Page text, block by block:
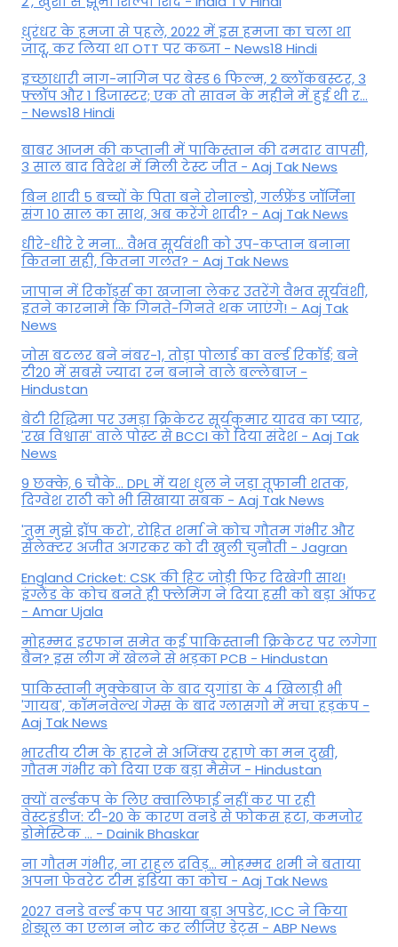
धुरंधर के हमजा से पहले, 2022 में इस हमजा का चला था
जादू, कर लिया था OTT पर कब्जा - News18 Hindi
इच्छाधारी नाग-नागिन पर बेस्ड 6 फिल्म, 2 ब्लॉकबस्टर, 3
फ्लॉप और 1 डिजास्टर; एक तो सावन के महीने में हुई थी र...
- News18 Hindi
बाबर आजम की कप्तानी में पाकिस्तान की दमदार वापसी,
3 साल बाद विदेश में मिली टेस्ट जीत - Aaj Tak News
बिन शादी 5 बच्चों के पिता बने रोनाल्डो, गर्लफ्रेंड जॉर्जिना
संग 10 साल का साथ, अब करेंगे शादी? - Aaj Tak News
धीरे-धीरे रे मना… वैभव सूर्यवंशी को उप-कप्तान बनाना
कितना सही, कितना गलत? - Aaj Tak News
जापान में रिकॉर्ड्स का खजाना लेकर उतरेंगे वैभव सूर्यवंशी,
इतने कारनामे कि गिनते-गिनते थक जाएंगे! - Aaj Tak
News
जोस बटलर बने नंबर-1, तोड़ा पोलार्ड का वर्ल्ड रिकॉर्ड; बने
टी20 में सबसे ज्यादा रन बनाने वाले बल्लेबाज -
Hindustan
बेटी र‍िद्ध‍िमा पर उमड़ा क्रिकेटर सूर्यकुमार यादव का प्यार,
'रख विश्वास' वाले पोस्ट से BCCI को दिया संदेश - Aaj Tak
News
9 छक्के, 6 चौके... DPL में यश धुल ने जड़ा तूफानी शतक,
द‍िग्वेश राठी को भी स‍िखाया सबक - Aaj Tak News
'तुम मुझे ड्रॉप करो', रोहित शर्मा ने कोच गौतम गंभीर और
सेलेक्टर अजीत अगरकर को दी खुली चुनौती - Jagran
England Cricket: CSK की हिट जोड़ी फिर दिखेगी साथ!
इंग्लैंड के कोच बनते ही फ्लेमिंग ने दिया हसी को बड़ा ऑफर
- Amar Ujala
मोहम्मद इरफान समेत कई पाकिस्तानी क्रिकेटर पर लगेगा
बैन? इस लीग में खेलने से भड़का PCB - Hindustan
पाकिस्तानी मुक्केबाज के बाद युगांडा के 4 खिलाड़ी भी
'गायब', कॉमनवेल्थ गेम्स के बाद ग्लासगो में मचा हड़कंप -
Aaj Tak News
भारतीय टीम के हारने से अजिंक्य रहाणे का मन दुखी,
गौतम गंभीर को दिया एक बड़ा मैसेज - Hindustan
क्यों वर्ल्डकप के लिए क्वालिफाई नहीं कर पा रही
वेस्टइंडीज: टी-20 के कारण वनडे से फोकस हटा, कमजोर
डोमेस्टिक ... - Dainik Bhaskar
ना गौतम गंभीर, ना राहुल द्रव‍िड़... मोहम्मद शमी ने बताया
अपना फेवरेट टीम इंड‍िया का कोच - Aaj Tak News
2027 वनडे वर्ल्ड कप पर आया बड़ा अपडेट, ICC ने किया
शेड्यूल का एलान नोट कर लीजिए डेट्स - ABP News